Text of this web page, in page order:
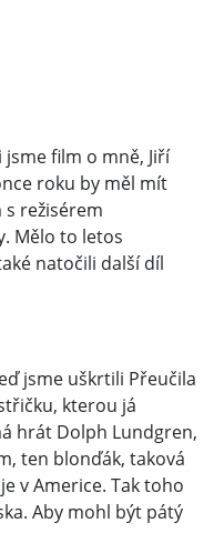
film o mně, Jiří
roku by měl mít
režisérem
Mělo to letos
natočili další díl
jsme uškrtili Přeučila
kterou já
hrát Dolph Lundgren,
ten blonďák, taková
v Americe. Tak toho
Aby mohl být pátý